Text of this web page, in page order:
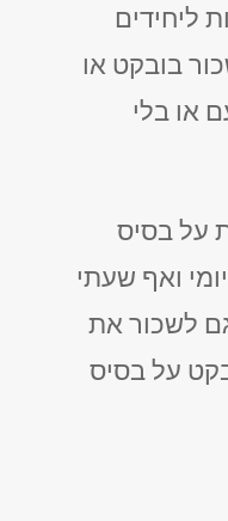
ליחידים
בובקט או
או בלי
על בסיס
ואף שעתי
לשכור את
על בסיס